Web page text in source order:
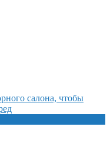
салона, чтобы